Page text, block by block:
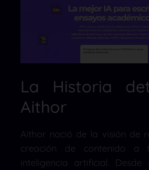
La Historia
Aithor
Aithor nació de la visión de
creación de contenido a
inteligencia artificial. Desde